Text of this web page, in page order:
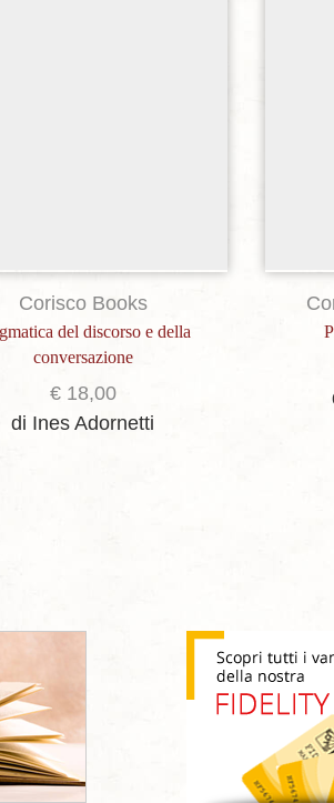
Corisco Books
del discorso e della
conversazione
€18,00
di Ines Adornetti